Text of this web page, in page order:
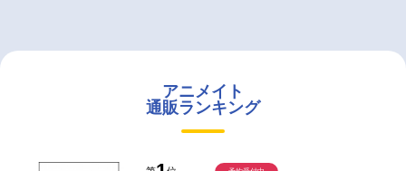
アニメイト
通販ランキング